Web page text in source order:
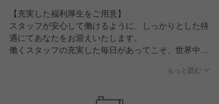
【充実した福利厚生をご用意】
スタッフが安心して働けるように、しっかりとした待
遇にてあなたをお迎えいたします。
働くスタッフの充実した毎日があってこそ、世界中の
に楽しいひと時をお届けすることができると考えてい
週休2日制や年間休日120日、親会社Merlin
もっと読む